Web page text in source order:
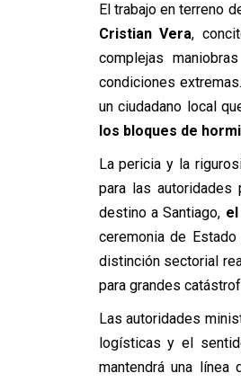
El trabajo en terreno
Cristian Vera,
complejas
condiciones
un ciudadano local
los bloques de
La pericia y la
para las
destino a Santiago,
ceremonia de
distinción sectorial
para grandes
Las autoridades
logísticas y el
mantendrá una